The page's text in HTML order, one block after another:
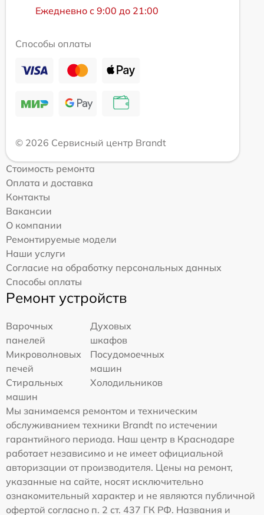
Ежедневно с 9:00 до 21:00
Способы оплаты
© 2026 Сервисный центр Brandt
Стоимость ремонта
Оплата и доставка
Контакты
Вакансии
О компании
Ремонтируемые модели
Наши услуги
Согласие на обработку персональных данных
Способы оплаты
Ремонт устройств
Варочных
панелей
Духовых
шкафов
Микроволновых
печей
Посудомоечных
машин
Стиральных
машин
Холодильников
Мы занимаемся ремонтом и техническим
обслуживанием техники Brandt по истечении
гарантийного периода. Наш центр в Краснодаре
работает независимо и не имеет официальной
авторизации от производителя. Цены на ремонт,
указанные на сайте, носят исключительно
ознакомительный характер и не являются публичной
офертой согласно п. 2 ст. 437 ГК РФ. Названия и